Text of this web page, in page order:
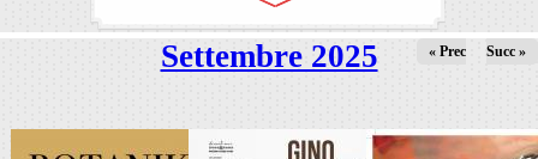
Settembre 2025 « Prec Succ »